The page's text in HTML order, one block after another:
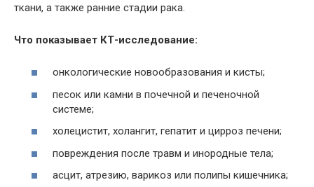
ткани, а также ранние стадии рака.
Что показывает КТ-исследование:
онкологические новообразования и кисты;
песок или камни в почечной и печеночной
системе;
холецистит, холангит, гепатит и цирроз печени;
повреждения после травм и инородные тела;
асцит, атрезию, варикоз или полипы кишечника;